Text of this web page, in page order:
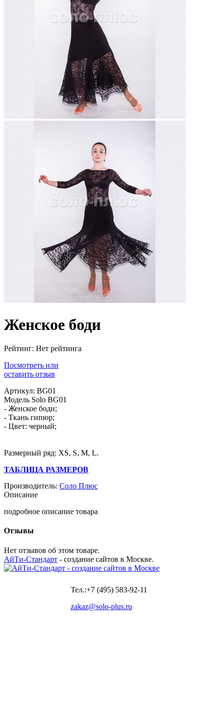
Женское боди
Рейтинг: Нет рейтинга
Посмотреть или
оставить отзыв
Артикул: BG01
Модель Solo BG01
- Женское боди;
- Ткань гипюр;
- Цвет: черный;
Размерный ряд: XS, S, M, L.
ТАБЛИЦА РАЗМЕРОВ
Производитель: Соло Плюс
Описание
подробное описание товара
Отзывы
Нет отзывов об этом товаре.
АйТи-Стандарт - создание сайтов в Москве.
Тел.:+7 (495) 583-92-11
zakaz@solo-plus.ru